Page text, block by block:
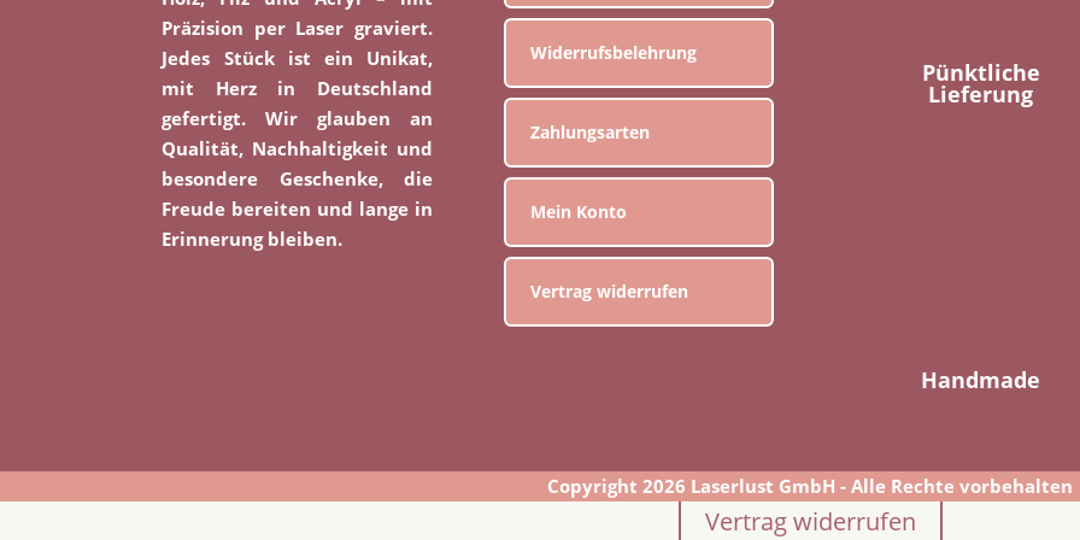
Präzision per Laser graviert.
Jedes Stück ist ein Unikat,
mit Herz in Deutschland
gefertigt. Wir glauben an
Qualität, Nachhaltigkeit und
besondere Geschenke, die
Freude bereiten und lange in
Erinnerung bleiben.
Widerrufsbelehrung
Zahlungsarten
Mein Konto
Vertrag widerrufen
Pünktliche
Lieferung
Handmade
Copyright 2026 Laserlust GmbH - Alle Rechte vorbehalten
Vertrag widerrufen